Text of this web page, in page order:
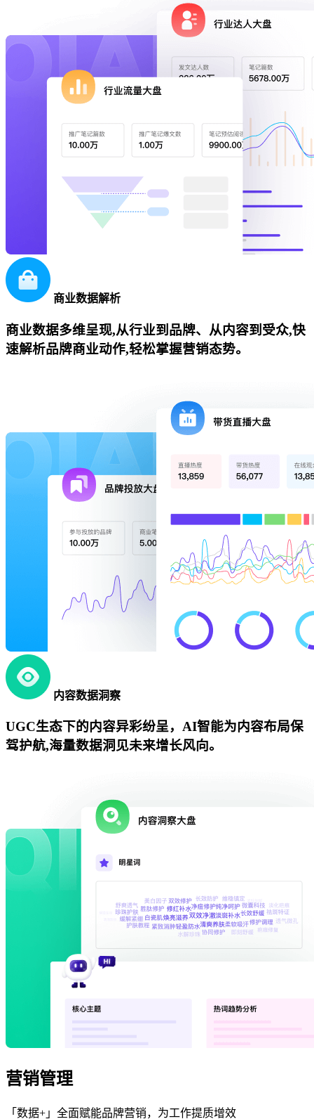
商业数据解析
商业数据多维呈现,从行业到品牌、从内容到受众,快
速解析品牌商业动作,轻松掌握营销态势。
内容数据洞察
UGC生态下的内容异彩纷呈，AI智能为内容布局保
驾护航,海量数据洞见未来增长风向。
营销管理
「数据+」全面赋能品牌营销，为工作提质增效